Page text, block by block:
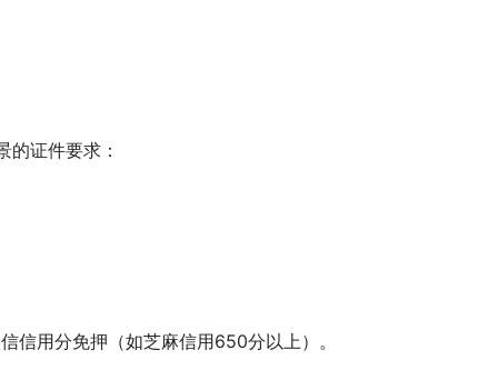
证件要求：
信用分免押（如芝麻信用650分以上）。